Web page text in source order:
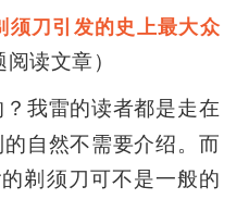
刀引发的史上最大众
读文章）
我雷的读者都是走在
自然不需要介绍。而
剃须刀可不是一般的